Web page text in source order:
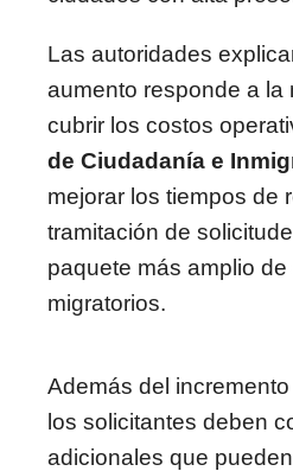
Las autoridades
aumento responde a la
cubrir los costos
de Ciudadanía e
mejorar los tiempos de
tramitación de
paquete más amplio de
migratorios.
Además del
los solicitantes deben
adicionales que